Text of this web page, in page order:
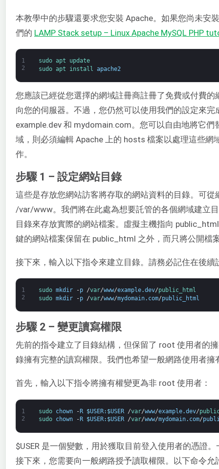
本教學中的步驟還要求您安裝 Apache。如果您尚未安
們的 LAMP Stack setup – Linux Apache MySQL PHP
1
2
sudo apt
update
sudo apt install apache2
您應該已經從您選擇的網域註冊商註冊了免費或付費
向您的伺服器。不過，您仍然可以使用我們的設定來
example.dev 和 mydomain.com。您可以自由地將它
域，則必須編輯 Apache 上的 hosts 檔案以處理這些
作。
步驟 1 – 設定網站目錄
這些是存放您網站訪客將存取的網站資料的目錄。可
/var/www。我們將在此處為想要託管的各個網域建立
目錄來存放實際的網站檔案。虛擬主機指向
鍵的網站檔案保留在 public_html 之外，而只將公開檔
接下來，輸入以下指令來建立目錄。請務必記住在後
1
2
sudo mkdir -p /var/www/example.dev/public_html
sudo mkdir -p /var/www/mydomain. com/public_html
步驟 2 – 變更讀寫權限
先前的指令建立了目錄結構，但保留了 root 使用者的
錄擁有完整的讀寫權限。我們也希望一般網路使用者擁
首先，輸入以下指令將擁有權變更為非 root 使用者：
1
2
sudo chown -R $USER: $USER /var/www/example.dev/
sudo chown - R $USER: $USER /var/www/mydomain. com/
$USER 是一個變數，用於獲取目前登入使用者的憑證
接下來，您需要向一般網路授予讀取權限。以下命令